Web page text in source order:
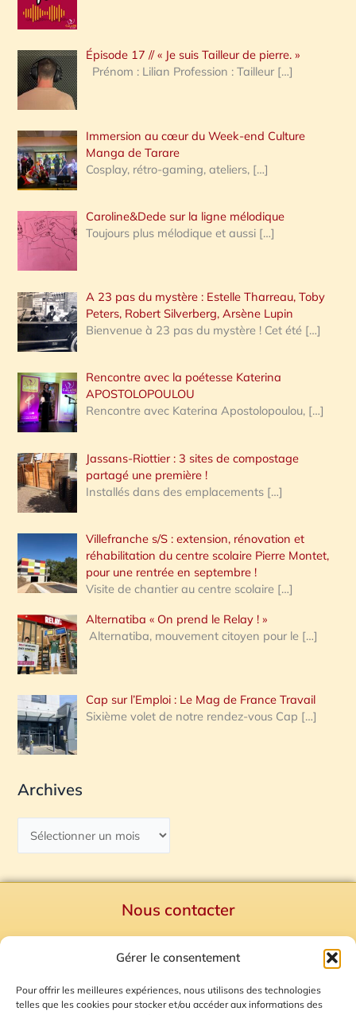
Gérer le consentement
Pour offrir les meilleures expériences, nous utilisons des technologies
telles que les cookies pour stocker et/ou accéder aux informations des
r
c
h
e
:
Épisode 17 // « Je suis Tailleur de pierre. »
Prénom : Lilian Profession : Tailleur […]
Immersion au cœur du Week-end Culture
Manga de Tarare
Cosplay, rétro-gaming, ateliers, […]
Caroline&Dede sur la ligne mélodique
Toujours plus mélodique et aussi […]
A 23 pas du mystère : Estelle Tharreau, Toby
Peters, Robert Silverberg, Arsène Lupin
Bienvenue à 23 pas du mystère ! Cet été […]
Rencontre avec la poétesse Katerina
APOSTOLOPOULOU
Rencontre avec Katerina Apostolopoulou, […]
Jassans-Riottier : 3 sites de compostage
partagé une première !
Installés dans des emplacements […]
Villefranche s/S : extension, rénovation et
réhabilitation du centre scolaire Pierre Montet,
pour une rentrée en septembre !
Visite de chantier au centre scolaire […]
Alternatiba « On prend le Relay ! »
Alternatiba, mouvement citoyen pour le […]
Cap sur l’Emploi : Le Mag de France Travail
Sixième volet de notre rendez-vous Cap […]
Archives
Nous contacter
Mentions Légales
Plan du site